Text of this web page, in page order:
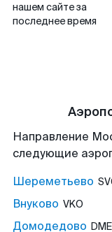
нашем сайте за
последнее время
Направление
следующие
Шереметьево
Внуково VKO
Домодедово DME